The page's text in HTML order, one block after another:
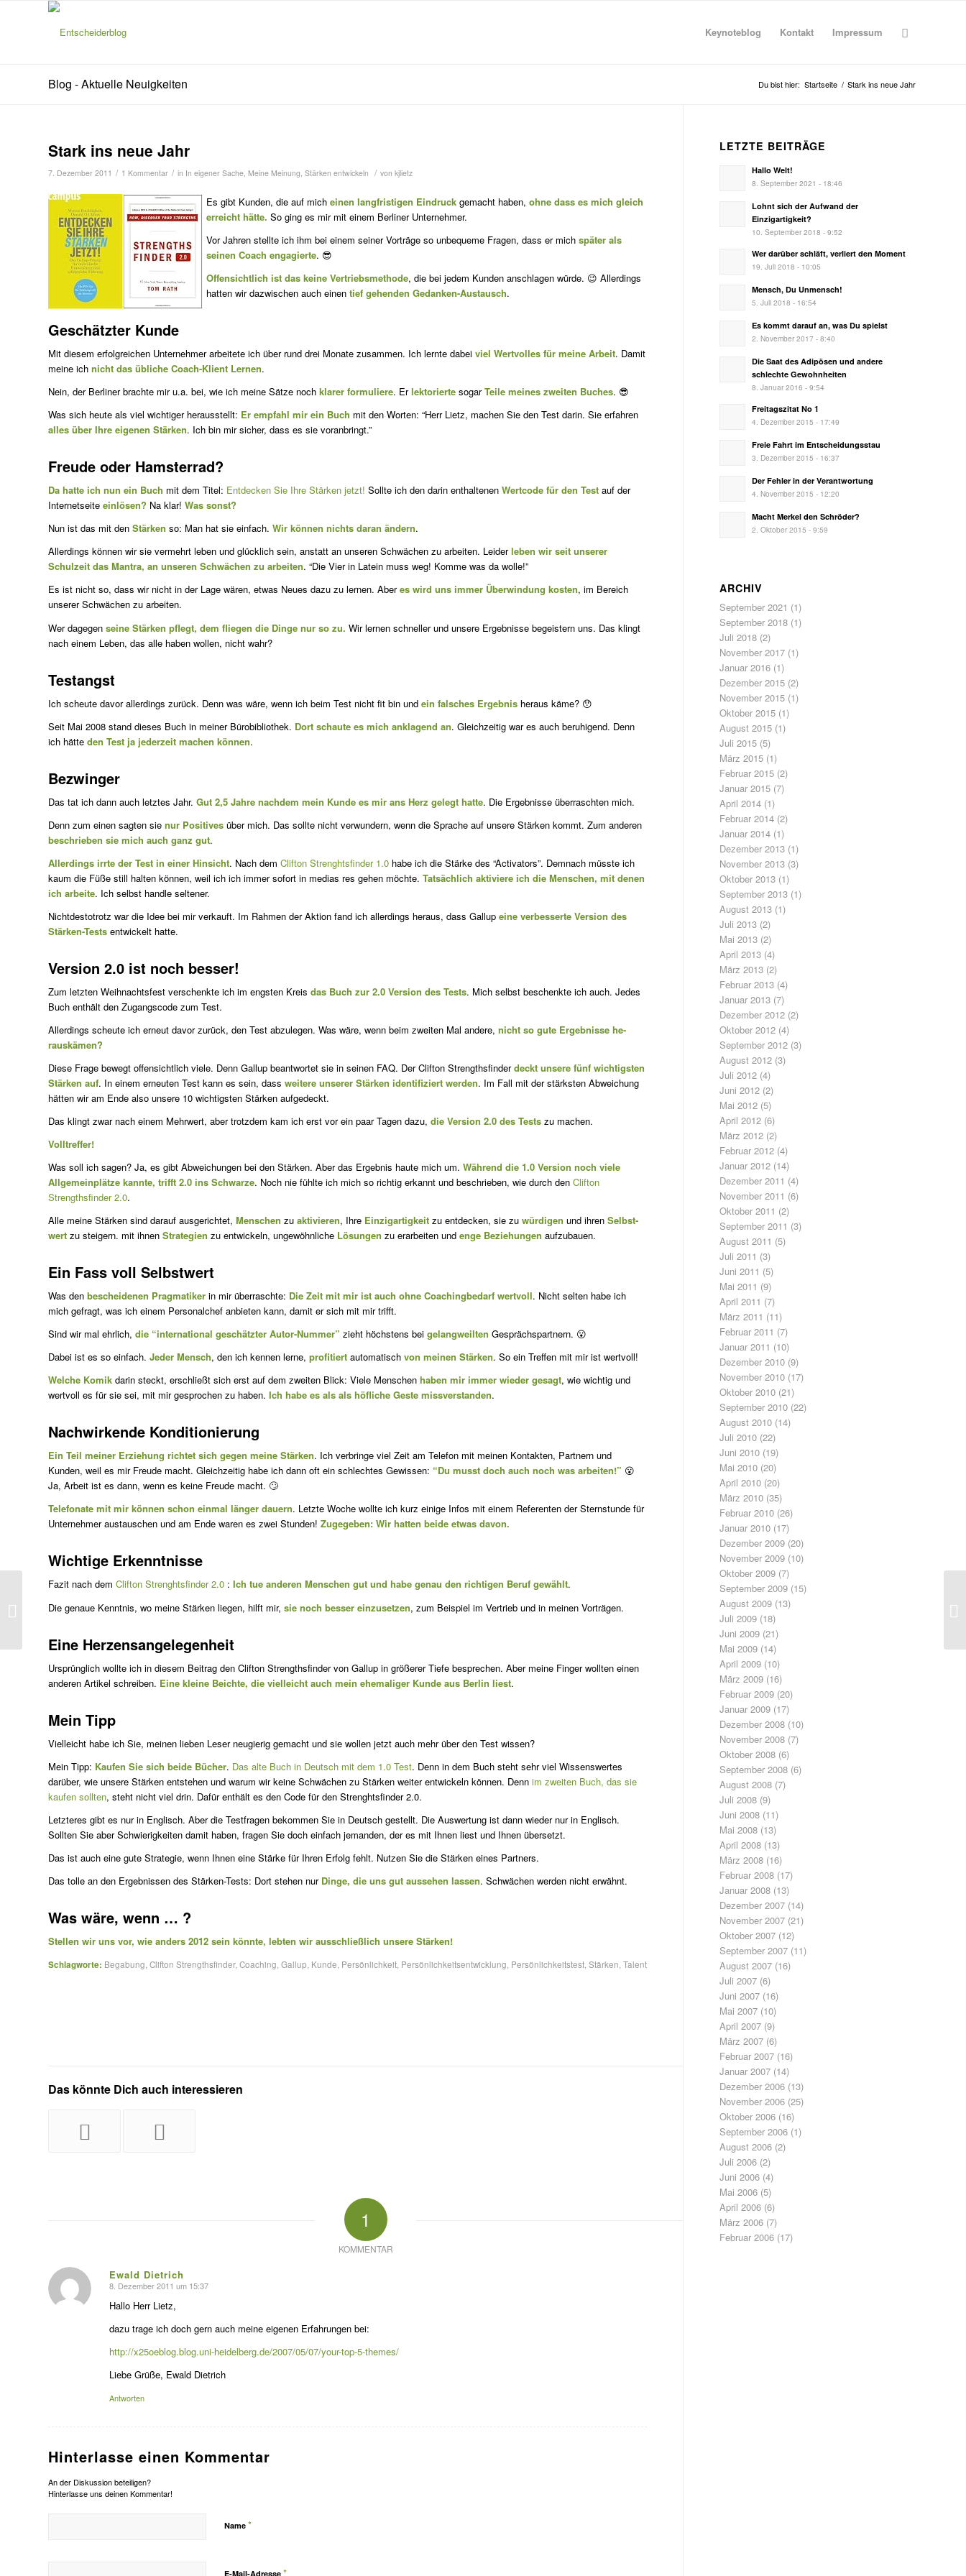
Keynoteblog Kontakt Impressum
Blog - Aktuelle Neuigkeiten Du bist hier: Startseite / Stark ins neue Jahr
Stark ins neue Jahr
7. Dezember 2011 / 1 Kommentar / in In eigener Sache, Meine Meinung, Stärken entwickeln / von kjlietz
Es gibt Kunden, die auf mich einen langfristigen Eindruck gemacht haben, ohne dass es mich gleich
erreicht hätte. So ging es mir mit einem Berliner Unternehmer.
Vor Jahren stellte ich ihm bei einem seiner Vorträge so unbequeme Fra­gen, dass er mich später als
seinen Coach engagierte. 😎
Offensichtlich ist das keine Vertriebsmethode, die bei jedem Kunden anschlagen würde. 😉 Allerdings
hatten wir dazwischen auch einen tief gehenden Gedanken-Austausch.
Geschätzter Kunde
Mit diesem erfolgreichen Unternehmer arbeitete ich über rund drei Monate zusammen. Ich lernte dabei viel Wertvolles für meine Arbeit. Damit
meine ich nicht das übliche Coach-Klient Lernen.
Nein, der Berliner brachte mir u.a. bei, wie ich meine Sätze noch klarer formuliere. Erlektorierte sogarTeile meines zweiten Buches. 😎
Was sich heute als viel wichtiger herausstellt: Er empfahl mir ein Buch mit den Worten: “Herr Lietz, machen Sie den Test darin. Sie erfahren
alles über Ihre eigenen Stärken. Ich bin mir sicher, dass es sie voranbringt.”
Freude oder Hamsterrad?
Da hatte ich nun ein Buch mit dem Titel: Entdecken Sie Ihre Stärken jetzt! Sollte ich den darin enthaltenen Wertcode für den Test auf der
Internetseite einlösen? Na klar! Was sonst?
Nun ist das mit den Stärken so: Man hat sie einfach. Wir können nichts daran ändern.
Allerdings können wir sie vermehrt leben und glücklich sein, anstatt an unseren Schwächen zu arbeiten. Leiderleben wir seit unserer
Schulzeit das Mantra, an unseren Schwächen zu arbeiten. “Die Vier in Latein muss weg! Komme was da wolle!”
Es ist nicht so, dass wir nicht in der Lage wären, etwas Neues dazu zu lernen. Aberes wird uns immer Überwindung kosten, im Bereich
unserer Schwächen zu arbeiten.
Wer dagegen seine Stärken pflegt, dem fliegen die Dinge nur so zu. Wir lernen schneller und unsere Ergebnisse begeistern uns. Das klingt
nach einem Leben, das alle haben wollen, nicht wahr?
Testangst
Ich scheute davor allerdings zurück. Denn was wäre, wenn ich beim Test nicht fit bin und ein falsches Ergebnis heraus käme? 😯
Seit Mai 2008 stand dieses Buch in meiner Bürobibliothek. Dort schau­te es mich anklagend an. Gleichzeitig war es auch beruhigend. Denn
ich hätte den Test ja jederzeit machen können.
Bezwinger
Das tat ich dann auch letztes Jahr. Gut 2,5 Jahre nachdem mein Kun­de es mir ans Herz gelegt hatte. Die Ergebnisse überraschten mich.
Denn zum einen sagten sie nur Positives über mich. Das sollte nicht verwundern, wenn die Sprache auf unsere Stärken kommt. Zum ande­ren
beschrieben sie mich auch ganz gut.
Allerdings irrte der Test in einer Hinsicht. Nach dem Clifton Strenghtsfinder 1.0 habe ich die Stärke des “Activators”. Demnach müsste ich
kaum die Füße still halten können, weil ich ich immer sofort in medias res gehen möchte. Tatsächlich aktiviere ich die Menschen, mit denen
ich arbeite. Ich selbst handle seltener.
Nichtdestotrotz war die Idee bei mir verkauft. Im Rahmen der Aktion fand ich allerdings heraus, dass Gallup eine verbesserte Version des
Stärken-Tests entwickelt hatte.
Version 2.0 ist noch besser!
Zum letzten Weihnachtsfest verschenkte ich im engsten Kreis das Buch zur 2.0 Version des Tests. Mich selbst beschenkte ich auch. Je­des
Buch enthält den Zugangscode zum Test.
Allerdings scheute ich erneut davor zurück, den Test abzulegen. Was wäre, wenn beim zweiten Mal andere, nicht so gute Ergebnisse he­
rauskämen?
Diese Frage bewegt offensichtlich viele. Denn Gallup beantwortet sie in seinen FAQ. Der Clifton Strengthsfinderdeckt unsere fünf wichtigsten
Stärken auf. In einem erneuten Test kann es sein, dass weitere un­serer Stärken identifiziert werden. Im Fall mit der stärksten Abwei­chung
hätten wir am Ende also unsere 10 wichtigsten Stärken aufge­deckt.
Das klingt zwar nach einem Mehrwert, aber trotzdem kam ich erst vor ein paar Tagen dazu, die Version 2.0 des Tests zu machen.
Volltreffer!
Was soll ich sagen? Ja, es gibt Abweichungen bei den Stärken. Aber das Ergebnis haute mich um. Während die 1.0 Version noch viele
Allgemeinplätze kannte, trifft 2.0 ins Schwarze. Noch nie fühlte ich mich so richtig erkannt und beschrieben, wie durch den Clifton
Strengthsfinder 2.0.
Alle meine Stärken sind darauf ausgerichtet, Menschen zu aktivieren, Ihre Einzigartigkeit zu entdecken, sie zu würdigen und ihren Selbst­
wert zu steigern. mit ihnen Strategien zu entwickeln, ungewöhnliche Lösungen zu erarbeiten und enge Beziehungen aufzubauen.
Ein Fass voll Selbstwert
Was den bescheidenen Pragmatiker in mir überraschte: Die Zeit mit mir ist auch ohne Coachingbedarf wertvoll. Nicht selten habe ich
mich gefragt, was ich einem Personalchef anbieten kann, damit er sich mit mir trifft.
Sind wir mal ehrlich, die “international geschätzter Autor-Nummer” zieht höchstens bei gelangweilten Gesprächspartnern. 😮
Dabei ist es so einfach. Jeder Mensch, den ich kennen lerne, profitiert automatisch von meinen Stärken. So ein Treffen mit mir ist wertvoll!
Welche Komik darin steckt, erschließt sich erst auf dem zweiten Blick: Viele Menschen haben mir immer wieder gesagt, wie wichtig und
wertvoll es für sie sei, mit mir gesprochen zu haben. Ich habe es als als höfliche Geste missverstanden.
Nachwirkende Konditionierung
Ein Teil meiner Erziehung richtet sich gegen meine Stärken. Ich ver­bringe viel Zeit am Telefon mit meinen Kontakten, Partnern und
Kunden, weil es mir Freude macht. Gleichzeitig habe ich dann oft ein schlechtes Gewissen: “Du musst doch auch noch was arbeiten!” 😮
Ja, Arbeit ist es dann, wenn es keine Freude macht. 🙄
Telefonate mit mir können schon einmal länger dauern. Letzte Wo­che wollte ich kurz einige Infos mit einem Referenten der Sternstunde für
Unternehmer austauschen und am Ende waren es zwei Stunden! Zugegeben: Wir hatten beide etwas davon.
Wichtige Erkenntnisse
Fazit nach dem Clifton Strenghtsfinder 2.0 : Ich tue anderen Men­schen gut und habe genau den richtigen Beruf gewählt.
Die genaue Kenntnis, wo meine Stärken liegen, hilft mir, sie noch bes­ser einzusetzen, zum Beispiel im Vertrieb und in meinen Vorträgen.
Eine Herzensangelegenheit
Ursprünglich wollte ich in diesem Beitrag den Clifton Strengthsfinder von Gallup in größerer Tiefe besprechen. Aber meine Finger wollten einen
anderen Artikel schreiben. Eine kleine Beichte, die vielleicht auch mein ehemaliger Kunde aus Berlin liest.
Mein Tipp
Vielleicht habe ich Sie, meinen lieben Leser neugierig gemacht und sie wollen jetzt auch mehr über den Test wissen?
Mein Tipp: Kaufen Sie sich beide Bücher. Das alte Buch in Deutsch mit dem 1.0 Test. Denn in dem Buch steht sehr viel Wissenswertes
darüber, wie unsere Stärken entstehen und warum wir keine Schwä­chen zu Stärken weiter entwickeln können. Denn im zweiten Buch, das sie
kaufen sollten, steht nicht viel drin. Dafür enthält es den Code für den Strenghtsfinder 2.0.
Letzteres gibt es nur in Englisch. Aber die Testfragen bekommen Sie in Deutsch gestellt. Die Auswertung ist dann wieder nur in Englisch.
Sollten Sie aber Schwierigkeiten damit haben, fragen Sie doch einfach jemanden, der es mit Ihnen liest und Ihnen übersetzt.
Das ist auch eine gute Strategie, wenn Ihnen eine Stärke für Ihren Erfolg fehlt. Nutzen Sie die Stärken eines Partners.
Das tolle an den Ergebnissen des Stärken-Tests: Dort stehen nur Dinge, die uns gut aussehen lassen. Schwächen werden nicht er­wähnt.
Was wäre, wenn … ?
Stellen wir uns vor, wie anders 2012 sein könnte, lebten wir aus­schließlich unsere Stärken!
Schlagworte: Begabung Clifton Strengthsfinder, Coaching Gallup Kunde Persönlichkeit Persönlichkeitsentwicklung Persönlichkeitstest Stärken Talent
Das könnte Dich auch interessieren
1
KOMMENTAR
Ewald Dietrich
s
agte:
8. Dezember 2011 um 15:37
Hallo Herr Lietz,
dazu trage ich doch gern auch meine eigenen Erfahrungen bei:
http://x25oeblog.blog.uni-heidelberg.de/2007/05/07/your-top-5-themes/
Liebe Grüße, Ewald Dietrich
Antworten
Hinterlasse einen Kommentar
An der Diskussion beteiligen?
Hinterlasse uns deinen Kommentar!
Name *
E-Mail-Adresse *
LETZTE BEITRÄGE
Hallo Welt!
8. September 2021 - 18:46
Lohnt sich der Aufwand der
Einzigartigkeit?
10. September 2018 - 9:52
Wer darüber schläft, verliert den Moment
19. Juli 2018 - 10:05
Mensch, Du Unmensch!
5. Juli 2018 - 16:54
Es kommt darauf an, was Du spielst
2. November 2017 - 8:40
Die Saat des Adipösen und andere
schlechte Gewohnheiten
8. Januar 2016 - 9:54
Freitagszitat No 1
4. Dezember 2015 - 17:49
Freie Fahrt im Entscheidungsstau
3. Dezember 2015 - 16:37
Der Fehler in der Verantwortung
4. November 2015 - 12:20
Macht Merkel den Schröder?
2. Oktober 2015 - 9:59
ARCHIV
September 2021 (1)
September 2018 (1)
Juli 2018 (2)
November 2017 (1)
Januar 2016 (1)
Dezember 2015 (2)
November 2015 (1)
Oktober 2015 (1)
August 2015 (1)
Juli 2015 (5)
März 2015 (1)
Februar 2015 (2)
Januar 2015 (7)
April 2014 (1)
Februar 2014 (2)
Januar 2014 (1)
Dezember 2013 (1)
November 2013 (3)
Oktober 2013 (1)
September 2013 (1)
August 2013 (1)
Juli 2013 (2)
Mai 2013 (2)
April 2013 (4)
März 2013 (2)
Februar 2013 (4)
Januar 2013 (7)
Dezember 2012 (2)
Oktober 2012 (4)
September 2012 (3)
August 2012 (3)
Juli 2012 (4)
Juni 2012 (2)
Mai 2012 (5)
April 2012 (6)
März 2012 (2)
Februar 2012 (4)
Januar 2012 (14)
Dezember 2011 (4)
November 2011 (6)
Oktober 2011 (2)
September 2011 (3)
August 2011 (5)
Juli 2011 (3)
Juni 2011 (5)
Mai 2011 (9)
April 2011 (7)
März 2011 (11)
Februar 2011 (7)
Januar 2011 (10)
Dezember 2010 (9)
November 2010 (17)
Oktober 2010 (21)
September 2010 (22)
August 2010 (14)
Juli 2010 (22)
Juni 2010 (19)
Mai 2010 (20)
April 2010 (20)
März 2010 (35)
Februar 2010 (26)
Januar 2010 (17)
Dezember 2009 (20)
November 2009 (10)
Oktober 2009 (7)
September 2009 (15)
August 2009 (13)
Juli 2009 (18)
Juni 2009 (21)
Mai 2009 (14)
April 2009 (10)
März 2009 (16)
Februar 2009 (20)
Januar 2009 (17)
Dezember 2008 (10)
November 2008 (7)
Oktober 2008 (6)
September 2008 (6)
August 2008 (7)
Juli 2008 (9)
Juni 2008 (11)
Mai 2008 (13)
April 2008 (13)
März 2008 (16)
Februar 2008 (17)
Januar 2008 (13)
Dezember 2007 (14)
November 2007 (21)
Oktober 2007 (12)
September 2007 (11)
August 2007 (16)
Juli 2007 (6)
Juni 2007 (16)
Mai 2007 (10)
April 2007 (9)
März 2007 (6)
Februar 2007 (16)
Januar 2007 (14)
Dezember 2006 (13)
November 2006 (25)
Oktober 2006 (16)
September 2006 (1)
August 2006 (2)
Juli 2006 (2)
Juni 2006 (4)
Mai 2006 (5)
April 2006 (6)
März 2006 (7)
Februar 2006 (17)
Merkels alte Zöpfe